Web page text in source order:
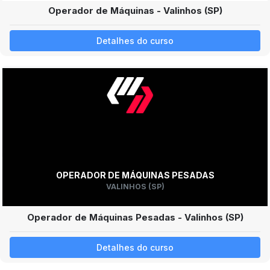
Operador de Máquinas - Valinhos (SP)
Detalhes do curso
OPERADOR DE MÁQUINAS PESADAS
VALINHOS (SP)
Operador de Máquinas Pesadas - Valinhos (SP)
Detalhes do curso